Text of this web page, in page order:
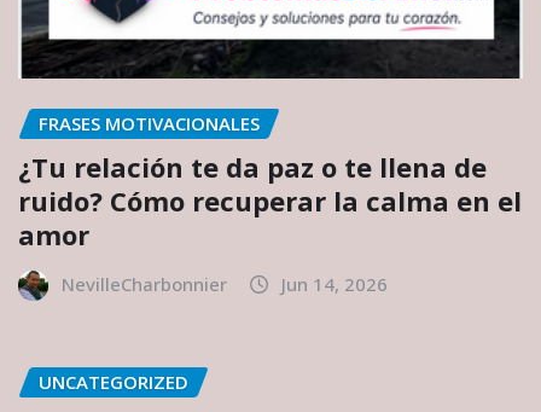
FRASES MOTIVACIONALES
¿Tu relación te da paz o te llena de
ruido? Cómo recuperar la calma en el
amor
NevilleCharbonnier Jun 14, 2026
UNCATEGORIZED